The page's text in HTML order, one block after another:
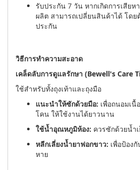
รับประกัน 7 วัน หากเกิดการเสียห
ผลิต สามารถเปลี่ยนสินค้าได้ โดย
ประกัน
วิธีการทำความสะอาด
เคล็ดลับการดูแลรักษา (Bewell's Care
ใช้สำหรับทั้งถุงเท้าและถุงมือ
แนะนำให้ซักด้วยมือ: เพื่อถนอมเ
โคน ให้ใช้งานได้ยาวนาน
ใช้น้ำอุณหภูมิห้อง: ควรซักด้วยน้ำ
หลีกเลี่ยงน้ำยาฟอกขาว: เพื่อป้อง
หาย